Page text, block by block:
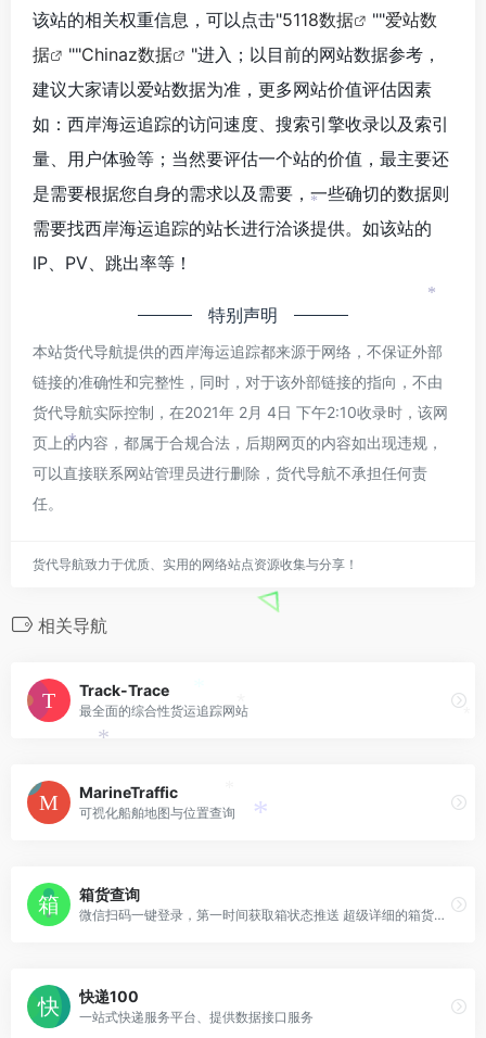
该站的相关权重信息，可以点击"5118数据 ""爱站数
据
""Chinaz数据
"进入；以目前的网站数据参考，
建议大家请以爱站数据为准，更多网站价值评估因素
如：西岸海运追踪的访问速度、搜索引擎收录以及索引
量、用户体验等；当然要评估一个站的价值，最主要还
是需要根据您自身的需求以及需要，一些确切的数据则
需要找西岸海运追踪的站长进行洽谈提供。如该站的
IP、PV、跳出率等！
特别声明
本站货代导航提供的西岸海运追踪都来源于网络，不保证外部
链接的准确性和完整性，同时，对于该外部链接的指向，不由
货代导航实际控制，在2021年 2月 4日 下午2:10收录时，该网
页上的内容，都属于合规合法，后期网页的内容如出现违规，
可以直接联系网站管理员进行删除，货代导航不承担任何责
任。
货代导航致力于优质、实用的网络站点资源收集与分享！
相关导航
Track-Trace
最全面的综合性货运追踪网站
MarineTraffic
可视化船舶地图与位置查询
箱货查询
微信扫码一键登录，第一时间获取箱状态推送 超级详细的箱货动态
快递100
一站式快递服务平台、提供数据接口服务
*
*
*
* *
*